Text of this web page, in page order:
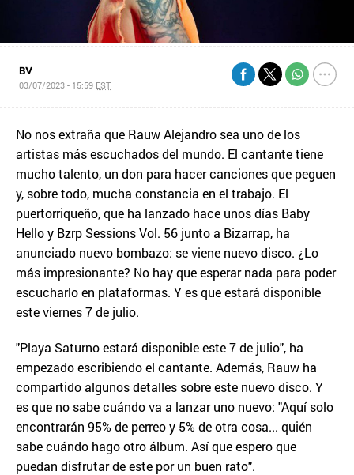
BV
03/07/2023 - 15:59 EST
No nos extraña que Rauw Alejandro sea uno de los
artistas más escuchados del mundo. El cantante tiene
mucho talento, un don para hacer canciones que peguen
y, sobre todo, mucha constancia en el trabajo. El
puertorriqueño, que ha lanzado hace unos días Baby
Hello y Bzrp Sessions Vol. 56 junto a Bizarrap, ha
anunciado nuevo bombazo: se viene nuevo disco. ¿Lo
más impresionante? No hay que esperar nada para poder
escucharlo en plataformas. Y es que estará disponible
este viernes 7 de julio.
"Playa Saturno estará disponible este 7 de julio", ha
empezado escribiendo el cantante. Además, Rauw ha
compartido algunos detalles sobre este nuevo disco. Y
es que no sabe cuándo va a lanzar uno nuevo: "Aquí solo
encontrarán 95% de perreo y 5% de otra cosa... quién
sabe cuándo hago otro álbum. Así que espero que
puedan disfrutar de este por un buen rato".